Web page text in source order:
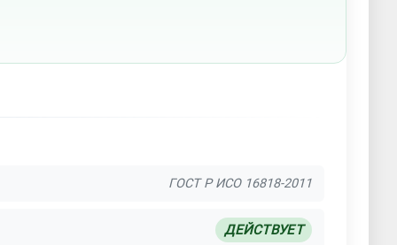
ГОСТ Р ИСО 16818-2011
ДЕЙСТВУЕТ